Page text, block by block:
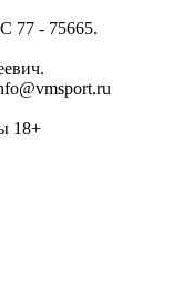
77 - 75665.
18+